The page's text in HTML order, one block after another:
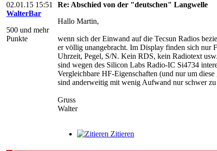
02.01.15 15:51
WalterBar
500 und mehr
Punkte
Re: Abschied von der "deutschen" Langwelle
Hallo Martin,
wenn sich der Einwand auf die Tecsun Radios
er völlig unangebracht. Im Display finden sich nur
Uhrzeit, Pegel, S/N. Kein RDS, kein Radiotext
sind wegen des Silicon Labs Radio-IC Si4734
Vergleichbare HF-Eigenschaften (und nur um diese
sind anderweitig mit wenig Aufwand nur schwer zu
Gruss
Walter
Zitieren